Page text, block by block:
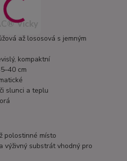
Vicky
až lososová s jemným
kompaktní
cm
slunci a teplu
polostinné místo
výživný substrát vhodný pro